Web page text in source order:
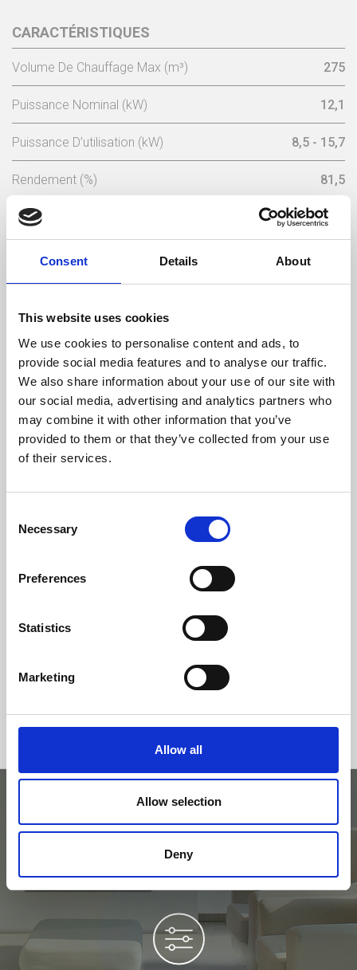
Consent Details About
This website uses cookies
We use cookies to personalise content and ads, to
provide social media features and to analyse our traffic.
We also share information about your use of our site with
our social media, advertising and analytics partners who
may combine it with other information that you’ve
provided to them or that they’ve collected from your use
of their services.
Selection
Necessary
Preferences
Statistics
Marketing
Allow all
Allow selection
Deny
CARACTÉRISTIQUES
Volume De Chauffage Max (m³) 275
Puissance Nominal (kW) 12,1
Puissance D’utilisation (kW) 8,5 - 15,7
Rendement (%) 81,5
Consommation De Bois/Heure (kg) 3,7
Longueur De Bois Maximale (mm)
Dépression Nécessaire Dans La Cheminée (pa)
Rendement
81,5 %
Consommation
Volume chauffé
maximum
Essayez avec le
simulateur.